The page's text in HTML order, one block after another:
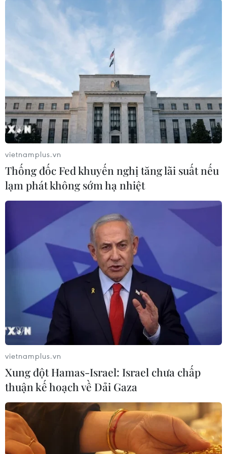
#tội phạm hình sự
#hình sự
#vụ án
#pháp luật #pháp đình
#xã hội
#an ninh xã hội
#VietnamPlus
Theo dõi VietnamPlus
TIN LIÊN QUAN
Biểu tình đòi công lý cho các nạn nhân vụ
cháy chung cư tại Anh
17/06/2017 03:56
Hơn 350 người - trong đó có những nhân vật nổi tiếng
như ngôi sao nhạc pop Lily Allen - đã biểu tình trước
Tòa thị chính Kensington ở thủ đô London đòi công lý
vietnamplus.vn
Thống đốc Fed khuyến nghị tăng lãi suất nếu
lạm phát không sớm hạ nhiệt
vietnamplus.vn
Xung đột Hamas-Israel: Israel chưa chấp
thuận kế hoạch về Dải Gaza